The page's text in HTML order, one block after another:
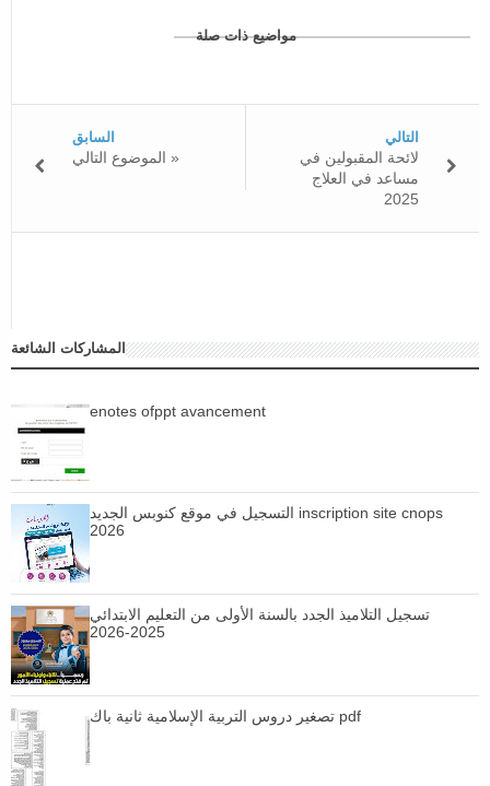
مواضيع ذات صلة
التالي
لائحة المقبولين في
مساعد في العلاج
2025
السابق
الموضوع التالي »
المشاركات الشائعة
enotes ofppt avancement
التسجيل في موقع كنوبس الجديد inscription site cnops
2026
تسجيل التلاميذ الجدد بالسنة الأولى من التعليم الابتدائي
2025-2026
تصغير دروس التربية الإسلامية ثانية باك pdf